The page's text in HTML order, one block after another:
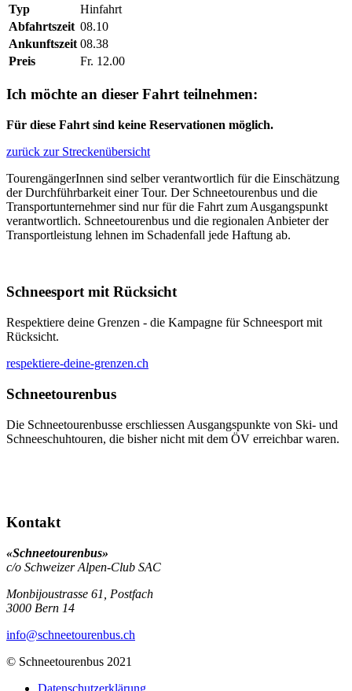
Typ
Hinfahrt
Abfahrtszeit 08.10
Ankunftszeit 08.38
Preis
Fr. 12.00
Ich möchte an dieser Fahrt teilnehmen:
Für diese Fahrt sind keine Reservationen möglich.
zurück zur Streckenübersicht
TourengängerInnen sind selber verantwortlich für die Einschätzung
der Durchführbarkeit einer Tour. Der Schneetourenbus und die
Transportunternehmer sind nur für die Fahrt zum Ausgangspunkt
verantwortlich. Schneetourenbus und die regionalen Anbieter der
Transportleistung lehnen im Schadenfall jede Haftung ab.
Schneesport mit Rücksicht
Respektiere deine Grenzen - die Kampagne für Schneesport mit
Rücksicht.
respektiere-deine-grenzen.ch
Schneetourenbus
Die Schneetourenbusse erschliessen Ausgangspunkte von Ski- und
Schneeschuhtouren, die bisher nicht mit dem ÖV erreichbar waren.
Kontakt
«Schneetourenbus»
c/o Schweizer Alpen-Club SAC
Monbijoustrasse 61, Postfach
3000 Bern 14
info@schneetourenbus.ch
© Schneetourenbus 2021
Datenschutzerklärung